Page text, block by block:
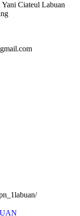
Yani Ciateul Labuan